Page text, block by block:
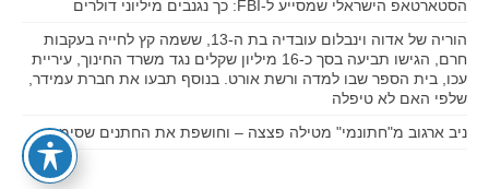
הסטארטאפ הישראלי שמסייע ל-FBI: כך נגנבים מיליוני דולרים
הוריה של אדוה וינבלום עובדיה בת ה-13, ששמה קץ לחייה בעקבות
חרם, הגישו תביעה בסך כ-16 מיליון שקלים נגד משרד החינוך, עיריית
עכו, בית הספר שבו למדה ורשת אורט. בנוסף תבעו את חברת עמידר,
שלפי האם לא טיפלה
ניב ארגוב מ"חתונמי" מטילה פצצה – וחושפת את החתנים שסימנה